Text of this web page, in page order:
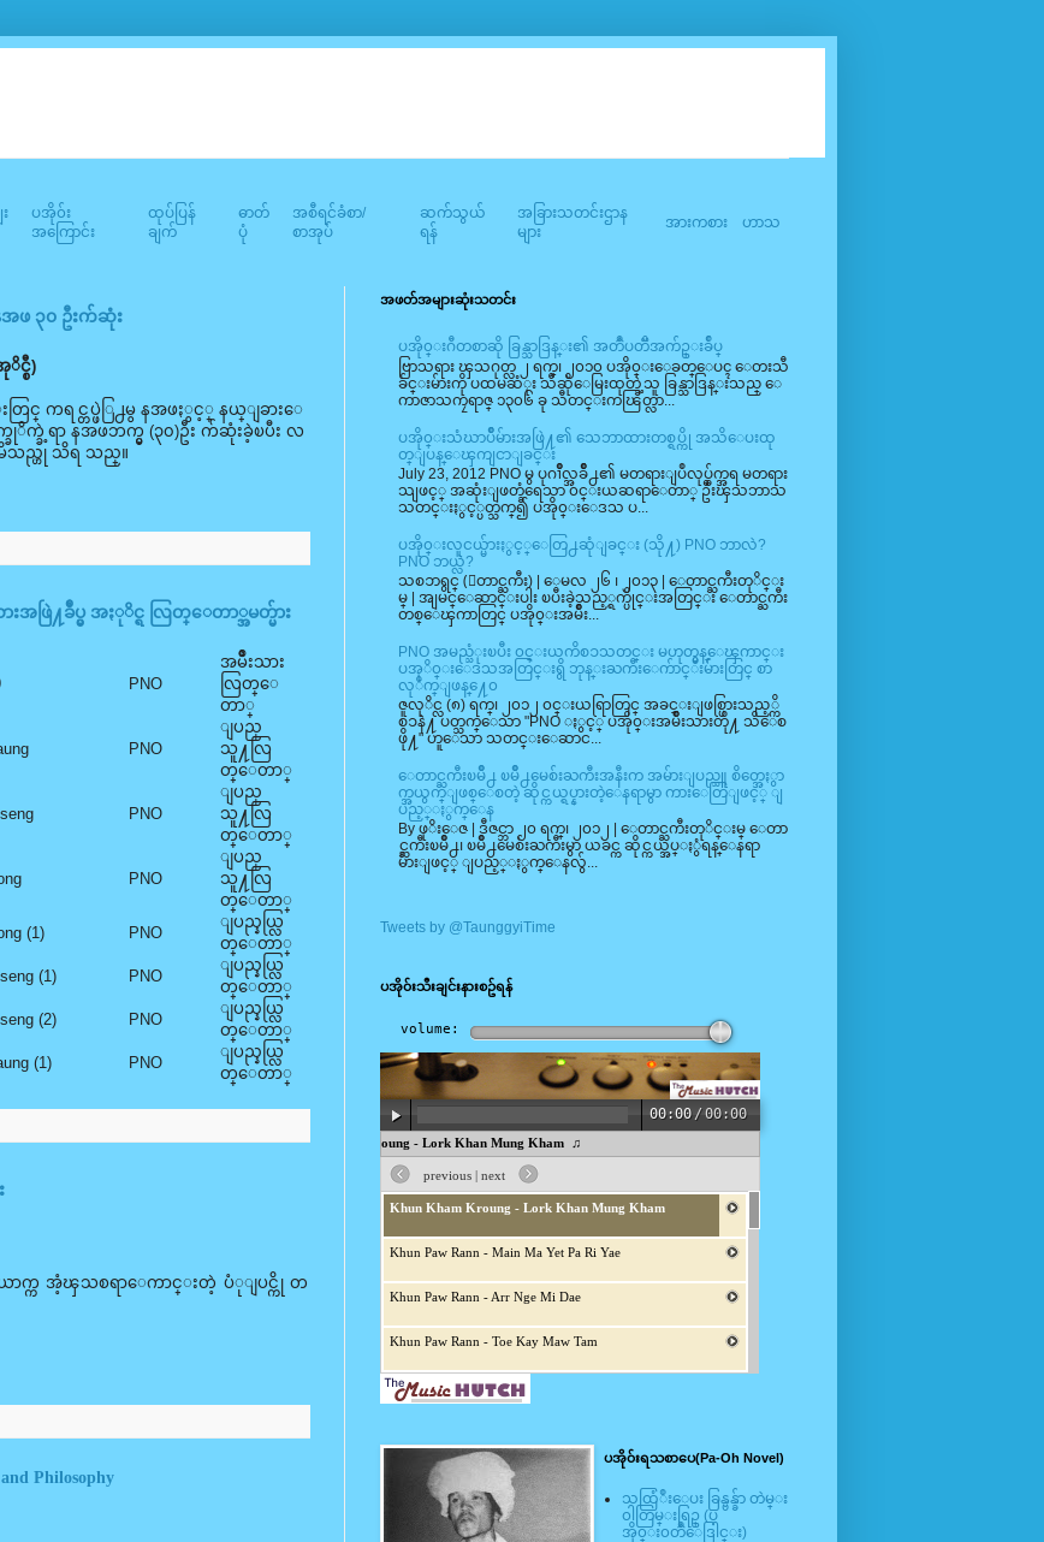
ပအို၀်း
အကြောင်း
ထုပ်ပြန်
ချက်
ဓာတ်
ပုံ
အစီရင်ခံစာ/
စာအုပ်
ဆက်သွယ်
ရန်
အခြားသတင်းဌာန
များ
အားကစား ဟာသ
အဖ ၃၀ ဦးက်ဆုံး
စီ)
ြင္ ကရင္တပ္ဖဲြ႕မွ နအဖႏွင့္ နယ္ျခားေ
ခဲ့ရာ နအဖဘက္မွ (၃၀)ဦး က်ဆုံးခဲ့ၿပီး လ
သည္ဟု သိရ သည္။
အဖြဲ႔ခ်ဳပ္မွ အႏုိင္ရ လြတ္ေတာ္အမတ္မ်ား
PNO
အမ်ိဳးသား
လြတ္ေ
တာ္
PNO
ျပည္
သူ႔လြ
တ္ေတာ္
PNO
ျပည္
သူ႔လြ
တ္ေတာ္
PNO
ျပည္
သူ႔လြ
တ္ေတာ္
(1) PNO
ျပည္နယ္လြ
တ္ေတာ္
(1) PNO
ျပည္နယ္လြ
တ္ေတာ္
(2) PNO
ျပည္နယ္လြ
တ္ေတာ္
(1) PNO
ျပည္နယ္လြ
တ္ေတာ္
ယာက္က အံ့ၾသစရာေကာင္းတဲ့ ပံုျပင္ကို တ
Philosophy
အဖတ်အများဆုံးသတင်း
ပအို၀္းဂီတစာဆို ခြန္သာဒြန္း၏ အတၳဳပတၱိအက်ဥ္းခ်ဳပ္
ဗြာသရား ၾသဂုတ္လ ၂ ရက္၊ ၂၀၁၀ ပအို၀္းေခတ္ေပၚ ေတးသီ
ခ်င္းမ်ားကို ပထမဆံုး သီဆိုေမြးထုတ္ခဲ့သူ ခြန္သာဒြန္းသည္ ေ
ကာဇာသကၠရာဇ္ ၁၃၀၆ ခု သီတင္းကၽြတ္လာ...
ပအို၀္းသံဃာပ်ိဳမ်ားအဖြဲ႔၏ သေဘာထားတစ္ရပ္ကို အသိေပးထု
တ္ျပန္ေၾကျငာျခင္း
July 23, 2012 PNO မွ ပုဂၢိဳလ္အခ်ိဳ႕၏ မတရားျပဳလုပ္ခ်က္အရ မတရား
သျဖင့္ အဆုံးျဖတ္ခံရေသာ ၀င္းယဆရာေတာ္ ဦးၾသဘာသ
သတင္းႏွင့္ပတ္သက္၍ ပအို၀္းေဒသ ပ...
ပအို၀္းလူငယ္မ်ားႏွင့္ေတြ႕ဆုံျခင္း (သို႔) PNO ဘာလဲ?
PNO ဘယ္လဲ?
သစၥာရွင္ (ေတာင္ႀကီး) | ေမလ ၂၆ ၊ ၂၀၁၃ | ေတာင္ႀကီးတုိင္း
မ္ | အျမင္ေဆာင္းပါး ၿပီးခဲ့သည့္ရက္ပိုင္းအတြင္း ေတာင္ႀကီး
တစ္ေၾကာတြင္ ပအို၀္းအမ်ိဳး...
PNO အမည္သံုးၿပီး ၀င္းယကိစၥသတင္း မဟုတ္မွန္ေၾကာင္း
ပအုိ၀္းေဒသအတြင္းရွိ ဘုန္းႀကီးေက်ာင္းမ်ားတြင္ စာ
လုိက္ျဖန္႔ေ၀
ဇူလုိင္လ (၈) ရက္၊ ၂၀၁၂ ၀င္းယရြာတြင္ အခင္းျဖစ္ပြားသည့္ကိ
စၥနဲ႔ ပတ္သက္ေသာ "PNO ႏွင့္ ပအို၀္းအမ်ိဳးသားတို႔ သိေစ
ဖို႔" ဟူေသာ သတင္းေဆာင...
ေတာင္ႀကီးၿမဳိ႕ ၿမဳိ႕မေစ်းႀကီးအနီးက အမ်ားျပည္သူ စိတ္အေႏွာ
က္အယွက္ျဖစ္ေစတဲ့ ဆိုင္ကယ္ရပ္နားတဲ့ေနရာမွာ ကားေတြျဖင့္ ျ
ပည့္ႏွက္ေန
By ဖုိးေဇ | ဒီဇင္ဘာ ၂၀ ရက္၊ ၂၀၁၂ | ေတာင္ႀကီးတုိင္းမ္ ေတာ
င္ႀကီးၿမဳိ႕၊ ၿမဳိ႕မေစ်းႀကီးမွာ ယခင္က ဆိုင္ကယ္အပ္ႏွံရန္ေနရာ
မ်ားျဖင့္ ျပည့္ႏွက္ေနလွ်...
Tweets by @TaunggyiTime
ပအို၀်းသီးချင်းနားစဥ်ရန်
ပအို၀်းရသစာပေ(Pa-Oh Novel)
သထြံဳးေပး ခြန္ဗန္ခ်ာ တဲမ္း
၀ါတြမ္းရြဥ္ (ပ
အို၀္း၀တၳဳေဒြါင္း)